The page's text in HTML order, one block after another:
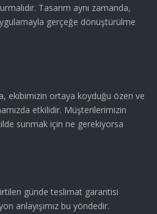
Tasarım aynı zamanda,
gerçeğe dönüştürülme
ekibimizin ortaya koyduğu özen ve
etkilidir. Müşterilerimizin
sunmak için ne gerekiyorsa
günde teslimat garantisi
anlayışımız bu yöndedir.